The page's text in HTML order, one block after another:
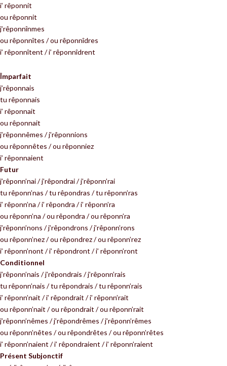
i’ rêponnit
ou rêponnit
j’rêponnînmes
ou rêponnîtes / ou rêponnîdres
i’ rêponnîtent / i’ rêponnîdrent
Împarfait
j’rêponnais
tu rêponnais
i’ rêponnait
ou rêponnait
j’rêponnêmes / j’rêponnions
ou rêponnêtes / ou rêponniez
i’ rêponnaient
Futur
j’rêponn’nai / j’rêpondrai / j’rêponn’rai
tu rêponn’nas / tu rêpondras / tu rêponn’ras
i’ rêponn’na / i’ rêpondra / i’ rêponn’ra
ou rêponn’na / ou rêpondra / ou rêponn’ra
j’rêponn’nons / j’rêpondrons / j’rêponn’rons
ou rêponn’nez / ou rêpondrez / ou rêponn’rez
i’ rêponn’nont / i’ rêpondront / i’ rêponn’ront
Conditionnel
j’rêponn’nais / j’rêpondrais / j’rêponn’rais
tu rêponn’nais / tu rêpondrais / tu rêponn’rais
i’ rêponn’nait / i’ rêpondrait / i’ rêponn’rait
ou rêponn’nait / ou rêpondrait / ou rêponn’rait
j’rêponn’nêmes / j’rêpondrêmes / j’rêponn’rêmes
ou rêponn’nêtes / ou rêpondrêtes / ou rêponn’rêtes
i’ rêponn’naient / i’ rêpondraient / i’ rêponn’raient
Présent Subjonctif